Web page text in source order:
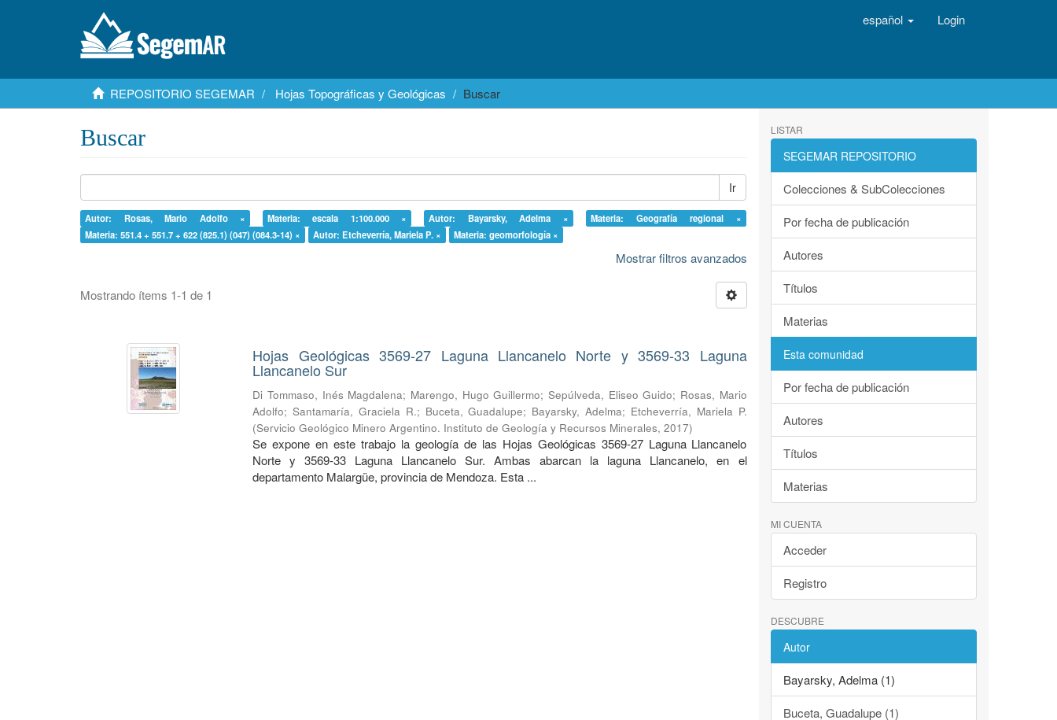
español Login
REPOSITORIO SEGEMAR Hojas Topográficas y Geológicas Buscar
Buscar
Ir
Autor: Rosas, Mario Adolfo × Materia: escala 1:100.000 × Autor: Bayarsky, Adelma ×
Materia: Geografía regional ×
Materia: 551.4 + 551.7 + 622 (825.1) (047) (084.3-14) ×
Autor: Etcheverría, Mariela P. × Materia: geomorfología ×
Mostrar filtros avanzados
Mostrando ítems 1-1 de 1
Hojas Geológicas 3569-27 Laguna Llancanelo Norte y 3569-33 Laguna
Llancanelo Sur
Di Tommaso, Inés Magdalena; Marengo, Hugo Guillermo; Sepúlveda, Eliseo Guido; Rosas, Mario
Adolfo;Santamaría, Graciela R.; Buceta, Guadalupe; Bayarsky, Adelma; Etcheverría, Mariela P.
(Servicio Geológico Minero Argentino. Instituto de Geología y Recursos Minerales,2017)
Se expone en este trabajo la geología de las Hojas Geológicas 3569-27 Laguna Llancanelo
Norte y 3569-33 Laguna Llancanelo Sur. Ambas abarcan la laguna Llancanelo, en el
departamento Malargüe, provincia de Mendoza. Esta ...
LISTAR
SEGEMAR REPOSITORIO
Colecciones & SubColecciones
Por fecha de publicación
Autores
Títulos
Materias
Esta comunidad
Por fecha de publicación
Autores
Títulos
Materias
MI CUENTA
Acceder
Registro
DESCUBRE
Autor
Bayarsky, Adelma (1)
Buceta, Guadalupe (1)